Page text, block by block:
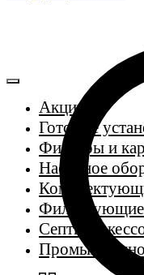
Акции
Готовые
Фильтры и
Насосное
Фильтрующие
Септики,